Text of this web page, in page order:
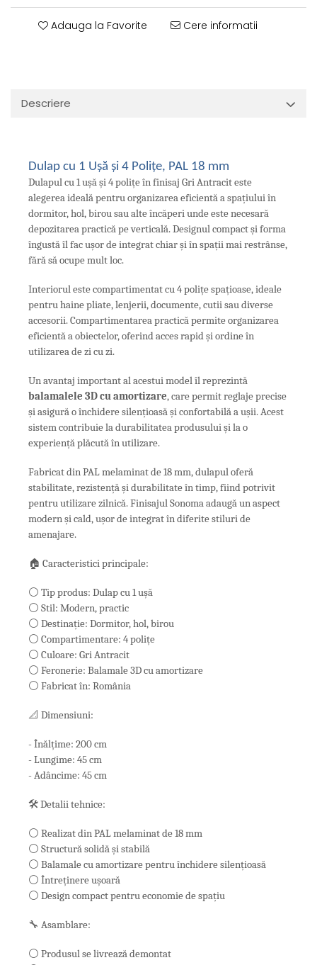
Adauga la Favorite Cere informatii
Descriere
Dulap cu 1 Ușă și 4 Polițe, PAL 18 mm
Dulapul cu 1 ușă și 4 polițe în finisaj Gri Antracit este
alegerea ideală pentru organizarea eficientă a spațiului în
dormitor, hol, birou sau alte încăperi unde este necesară
depozitarea practică pe verticală. Designul compact și forma
îngustă îl fac ușor de integrat chiar și în spații mai restrânse,
fără să ocupe mult loc.
Interiorul este compartimentat cu 4 polițe spațioase, ideale
pentru haine pliate, lenjerii, documente, cutii sau diverse
accesorii. Compartimentarea practică permite organizarea
eficientă a obiectelor, oferind acces rapid și ordine în
utilizarea de zi cu zi.
Un avantaj important al acestui model îl reprezintă
balamalele 3D cu amortizare, care permit reglaje precise
și asigură o închidere silențioasă și confortabilă a ușii. Acest
sistem contribuie la durabilitatea produsului și la o
experiență plăcută în utilizare.
Fabricat din PAL melaminat de 18 mm, dulapul oferă
stabilitate, rezistență și durabilitate în timp, fiind potrivit
pentru utilizare zilnică. Finisajul Sonoma adaugă un aspect
modern și cald, ușor de integrat în diferite stiluri de
amenajare.
🏠 Caracteristici principale:
⚪ Tip produs: Dulap cu 1 ușă
⚪ Stil: Modern, practic
⚪ Destinație: Dormitor, hol, birou
⚪ Compartimentare: 4 polițe
⚪ Culoare: Gri Antracit
⚪ Feronerie: Balamale 3D cu amortizare
⚪ Fabricat în: România
📐 Dimensiuni:
- Înălțime: 200 cm
- Lungime: 45 cm
- Adâncime: 45 cm
🛠️ Detalii tehnice:
⚪ Realizat din PAL melaminat de 18 mm
⚪ Structură solidă și stabilă
⚪ Balamale cu amortizare pentru închidere silențioasă
⚪ Întreținere ușoară
⚪ Design compact pentru economie de spațiu
🔧 Asamblare:
⚪ Produsul se livrează demontat